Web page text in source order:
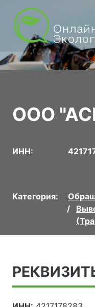
ООО
ИНН:
Категория: